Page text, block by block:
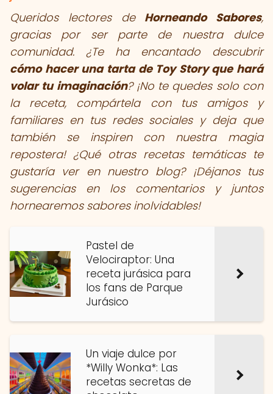
Queridos lectores de Horneando Sabores,
gracias por ser parte de nuestra dulce
comunidad. ¿Te ha encantado descubrir
cómo hacer una tarta de Toy Story que hará
volar tu imaginación? ¡No te quedes solo con
la receta, compártela con tus amigos y
familiares en tus redes sociales y deja que
también se inspiren con nuestra magia
repostera! ¿Qué otras recetas temáticas te
gustaría ver en nuestro blog? ¡Déjanos tus
sugerencias en los comentarios y juntos
hornearemos sabores inolvidables!
Pastel de
Velociraptor: Una
receta jurásica para
los fans de Parque
Jurásico
Un viaje dulce por
*Willy Wonka*: Las
recetas secretas de